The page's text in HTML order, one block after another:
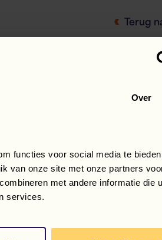
Over
functies voor social media te
van onze site met onze partners
met andere informatie die
services.
Terug
Meer nieuws